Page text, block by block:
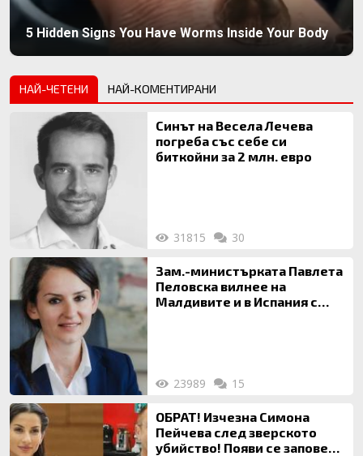
5 Hidden Signs You Have Worms Inside Your Body
НАЙ-ЧЕТЕНИ НАЙ-КОМЕНТИРАНИ
Синът на Весела Лечева
погреба със себе си
биткойни за 2 млн. евро
31815 30
Зам.-министърката Павлета
Пеловска вилнее на
Малдивите и в Испания с
23989 15
ОБРАТ! Изчезна Симона
Пейчева след зверското
убийство! Появи се заповед